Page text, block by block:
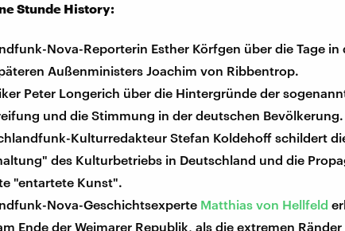
Stunde History:
Nova-Reporterin Esther Körfgen über die Tage in
Außenministers Joachim von Ribbentrop.
Peter Longerich über die Hintergründe der
und die Stimmung in der deutschen Bevölkerung.
Kulturredakteur Stefan Koldehoff schildert
des Kulturbetriebs in Deutschland und die
"entartete Kunst".
Nova-Geschichtsexperte Matthias von Hellfeld
Ende der Weimarer Republik, als die extremen Ränder